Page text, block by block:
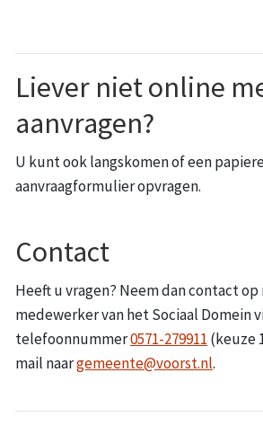
Liever niet online
aanvragen?
U kunt ook langskomen of een
aanvraagformulier opvragen.
Contact
Heeft u vragen? Neem dan contact
medewerker van het Sociaal Domein
telefoonnummer0571-279911 (keuze
mail naargemeente@voorst.nl.